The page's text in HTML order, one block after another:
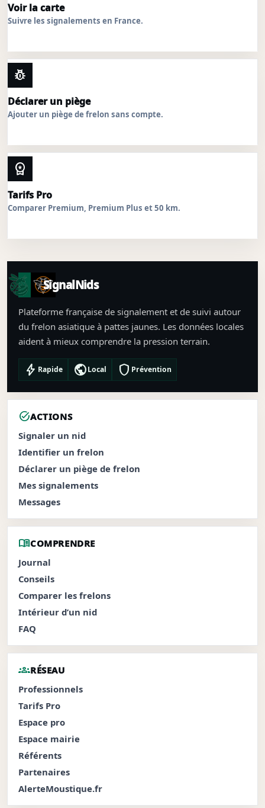
Voir la carte
Suivre les signalements en France.
pest_control
Déclarer un piège
Ajouter un piège de frelon sans compte.
workspace_premium
Tarifs Pro
Comparer Premium, Premium Plus et 50 km.
SignalNids
Plateforme française de signalement et de suivi autour
du frelon asiatique à pattes jaunes. Les données locales
aident à mieux comprendre la pression terrain.
bolt Rapide publicLocal shield Prévention
task_altACTIONS
Signaler un nid
Identifier un frelon
Déclarer un piège de frelon
Mes signalements
Messages
menu_bookCOMPRENDRE
Journal
Conseils
Comparer les frelons
Intérieur d’un nid
FAQ
groupsRÉSEAU
Professionnels
Tarifs Pro
Espace pro
Espace mairie
Référents
Partenaires
AlerteMoustique.fr